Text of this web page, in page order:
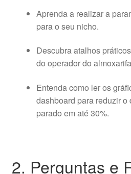
Aprenda a realizar a
para o seu nicho.
Descubra atalhos
do operador do
Entenda como ler os
dashboard para reduzir
parado em até 30%.
2. Perguntas e